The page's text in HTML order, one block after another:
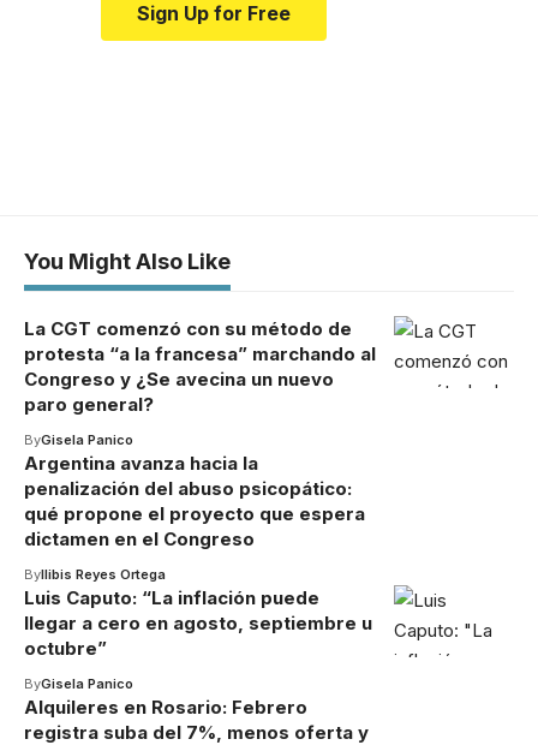
Sign Up for Free
You Might Also Like
La CGT comenzó con su método de
protesta “a la francesa” marchando al
Congreso y ¿Se avecina un nuevo
paro general?
ByGisela Panico
Argentina avanza hacia la
penalización del abuso psicopático:
qué propone el proyecto que espera
dictamen en el Congreso
ByIlibis Reyes Ortega
Luis Caputo: “La inflación puede
llegar a cero en agosto, septiembre u
octubre”
ByGisela Panico
Alquileres en Rosario: Febrero
registra suba del 7%, menos oferta y